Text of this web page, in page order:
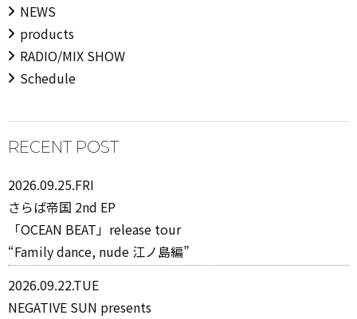
NEWS
products
RADIO/MIX SHOW
Schedule
RECENT POST
2026.09.25.FRI
さらば帝国 2nd EP
「OCEAN BEAT」release tour
“Family dance, nude 江ノ島編”
2026.09.22.TUE
NEGATIVE SUN presents